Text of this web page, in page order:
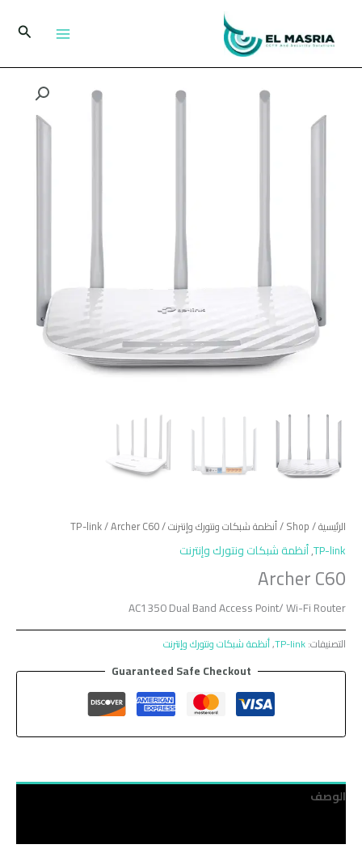
المحتوى
البحث
الرئيسية/
Shop
/أنظمة شبكات ونتورك وإنترنت/
TP-link/ Archer C60
TP-link
,أنظمة شبكات ونتورك وإنترنت
Archer C60
AC1350 Dual Band Access Point/ Wi-Fi Router
التصنيفات:TP-link
,أنظمة شبكات ونتورك وإنترنت
Guaranteed Safe Checkout
الوصف